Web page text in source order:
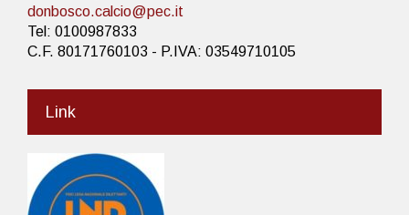
donbosco.calcio@pec.it
Tel: 0100987833
C.F. 80171760103 - P.IVA: 03549710105
Link